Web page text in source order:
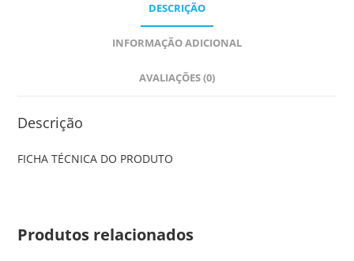
DESCRIÇÃO
INFORMAÇÃO ADICIONAL
AVALIAÇÕES (0)
Descrição
FICHA TÉCNICA DO PRODUTO
Produtos relacionados